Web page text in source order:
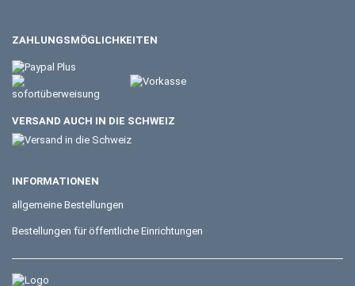
ZAHLUNGSMÖGLICHKEITEN
VERSAND AUCH IN DIE SCHWEIZ
INFORMATIONEN
allgemeine Bestellungen
Bestellungen für öffentliche Einrichtungen